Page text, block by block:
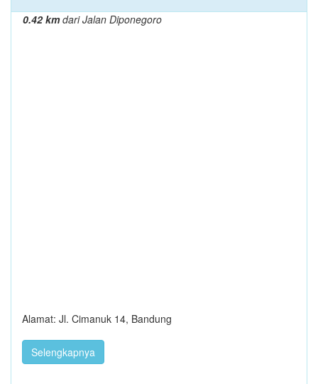
0.42 kmdari Jalan Diponegoro
Alamat: Jl. Cimanuk 14, Bandung
Selengkapnya